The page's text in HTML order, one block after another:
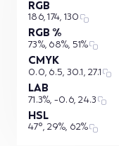
RGB
186, 174, 130
RGB %
73%, 68%, 51%
CMYK
0.0, 6.5, 30.1, 27.1
LAB
71.3%, -0.6, 24.3
HSL
47°, 29%, 62%